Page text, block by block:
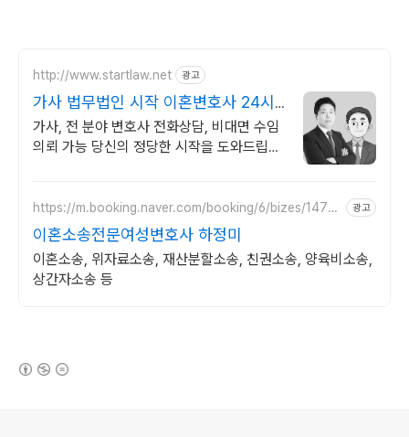
http://www.startlaw.net 광고
가사 법무법인 시작 이혼변호사 24시
간 비밀상담
가사, 전 분야 변호사 전화상담, 비대면 수임
의뢰 가능 당신의 정당한 시작을 도와드립니
https://m.booking.naver.com/booking/6/bizes/1475
광고
이혼소송전문여성변호사 하정미
이혼소송, 위자료소송, 재산분할소송, 친권소송, 양육비소송,
상간자소송 등